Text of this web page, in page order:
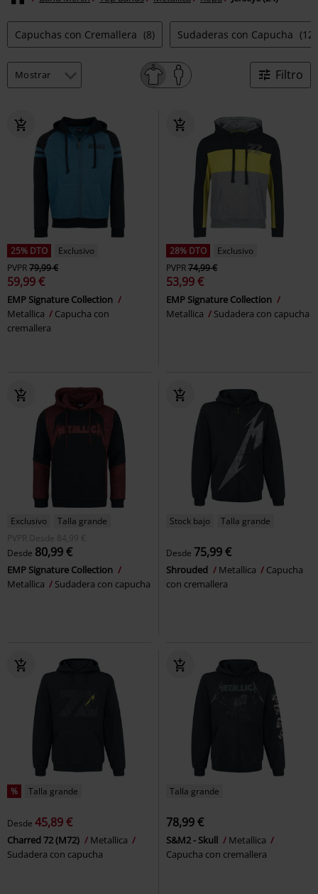
Capuchas con Cremallera (8) Sudaderas con Capucha (12)
Filtro
25% DTO
Exclusivo
PVPR79,99 €
59,99 €
EMP Signature Collection
Metallica
Capucha con
cremallera
28% DTO
Exclusivo
PVPR74,99 €
53,99 €
EMP Signature Collection
Metallica
Sudadera con capucha
Exclusivo
Talla grande
PVPR
Desde 84,99 €
Desde 80,99 €
EMP Signature Collection
Metallica
Sudadera con capucha
Stock bajo Talla grande
Desde 75,99 €
Shrouded Metallica
Capucha
con cremallera
% Talla grande
Desde 45,89 €
Charred 72 (M72)
Metallica
Sudadera con capucha
Talla grande
78,99 €
S&M2 - Skull
Metallica
Capucha con cremallera